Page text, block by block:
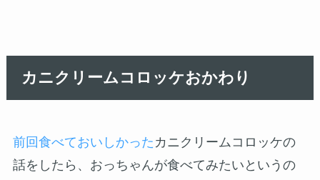
カニクリームコロッケおかわり
前回食べておいしかった カニクリームコロッケの
話をしたら、おっちゃんが食べてみたいというの